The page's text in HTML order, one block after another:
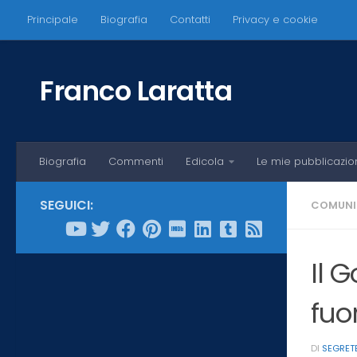
Salta al contenuto
Principale Biografia Contatti Privacy e cookie
Franco Laratta
Biografia Commenti Edicola Le mie
Il
DI
SEGUICI: